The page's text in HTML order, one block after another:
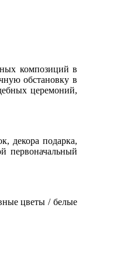
композиций в
обстановку в
церемоний,
декора подарка,
первоначальный
цветы / белые